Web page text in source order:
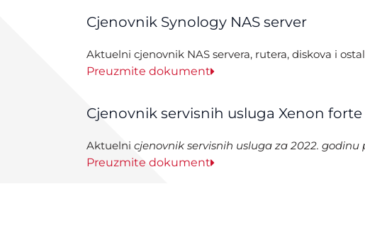
Cjenovnik Synology NAS server
Aktuelni cjenovnik NAS servera, rutera, diskova i
Preuzmite dokument
Cjenovnik servisnih usluga Xenon forte
Aktuelni cjenovnik servisnih usluga za 2022. godinu
Preuzmite dokument